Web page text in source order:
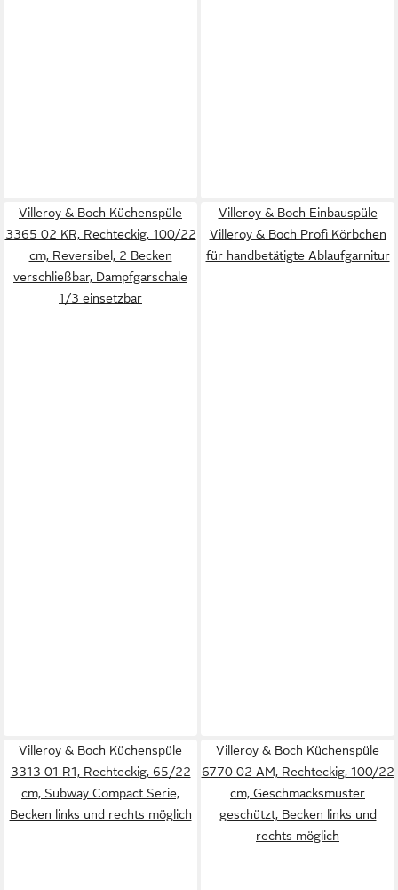
Villeroy & Boch Küchenspüle
3365 02 KR, Rechteckig, 100/22
cm, Reversibel, 2 Becken
verschließbar, Dampfgarschale
1/3 einsetzbar
Villeroy & Boch Einbauspüle
Villeroy & Boch Profi Körbchen
für handbetätigte Ablaufgarnitur
Villeroy & Boch Küchenspüle
3313 01 R1, Rechteckig, 65/22
cm, Subway Compact Serie,
Becken links und rechts möglich
Villeroy & Boch Küchenspüle
6770 02 AM, Rechteckig, 100/22
cm, Geschmacksmuster
geschützt, Becken links und
rechts möglich